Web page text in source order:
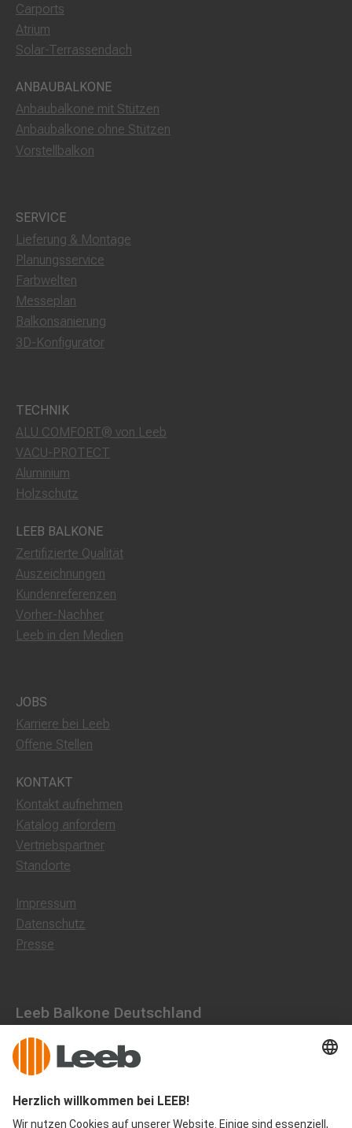
Carports
Atrium
Solar-Terrassendach
ANBAUBALKONE
Anbaubalkone mit Stützen
Anbaubalkone ohne Stützen
Vorstellbalkon
SERVICE
Lieferung & Montage
Planungsservice
Farbwelten
Messeplan
Balkonsanierung
3D-Konfigurator
TECHNIK
ALU COMFORT® von Leeb
VACU-PROTECT
Aluminium
Holzschutz
LEEB BALKONE
Zertifizierte Qualität
Auszeichnungen
Kundenreferenzen
Vorher-Nachher
Leeb in den Medien
JOBS
Karriere bei Leeb
Offene Stellen
KONTAKT
Kontakt aufnehmen
Katalog anfordern
Vertriebspartner
Standorte
Impressum
Datenschutz
Presse
Leeb Balkone Deutschland
Dorfstraße 10, 85662 Hohenbrunn
0800 1801003
office@leeb-balkone.com